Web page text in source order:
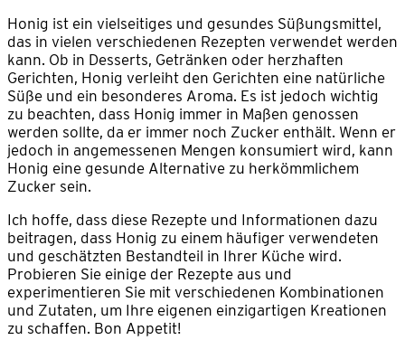
Honig ist ein vielseitiges und gesundes Süßungsmittel,
das in vielen verschiedenen Rezepten verwendet werden
kann. Ob in Desserts, Getränken oder herzhaften
Gerichten, Honig verleiht den Gerichten eine natürliche
Süße und ein besonderes Aroma. Es ist jedoch wichtig
zu beachten, dass Honig immer in Maßen genossen
werden sollte, da er immer noch Zucker enthält. Wenn er
jedoch in angemessenen Mengen konsumiert wird, kann
Honig eine gesunde Alternative zu herkömmlichem
Zucker sein.
Ich hoffe, dass diese Rezepte und Informationen dazu
beitragen, dass Honig zu einem häufiger verwendeten
und geschätzten Bestandteil in Ihrer Küche wird.
Probieren Sie einige der Rezepte aus und
experimentieren Sie mit verschiedenen Kombinationen
und Zutaten, um Ihre eigenen einzigartigen Kreationen
zu schaffen. Bon Appetit!